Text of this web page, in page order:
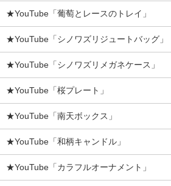
★YouTube「葡萄とレースのトレイ」
★YouTube「シノワズリジュートバッグ」
★YouTube「シノワズリメガネケース」
★YouTube「桜プレート」
★YouTube「南天ボックス」
★YouTube「和柄キャンドル」
★YouTube「カラフルオーナメント」